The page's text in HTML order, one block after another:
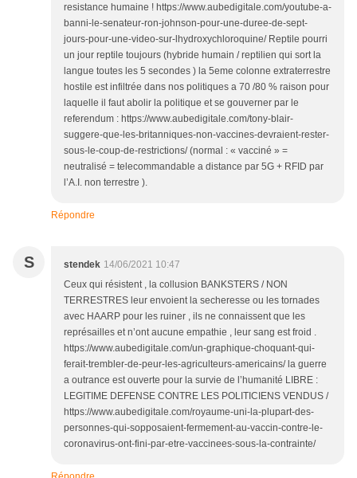
resistance humaine ! https://www.aubedigitale.com/youtube-a-
banni-le-senateur-ron-johnson-pour-une-duree-de-sept-
jours-pour-une-video-sur-lhydroxychloroquine/ Reptile pourri
un jour reptile toujours (hybride humain / reptilien qui sort la
langue toutes les 5 secondes ) la 5eme colonne extraterrestre
hostile est infiltrée dans nos politiques a 70 /80 % raison pour
laquelle il faut abolir la politique et se gouverner par le
referendum : https://www.aubedigitale.com/tony-blair-
suggere-que-les-britanniques-non-vaccines-devraient-rester-
sous-le-coup-de-restrictions/ (normal : « vacciné » =
neutralisé = telecommandable a distance par 5G + RFID par
l’A.I. non terrestre ).
Répondre
S stendek 14/06/2021 10:47
Ceux qui résistent , la collusion BANKSTERS / NON
TERRESTRES leur envoient la secheresse ou les tornades
avec HAARP pour les ruiner , ils ne connaissent que les
représailles et n’ont aucune empathie , leur sang est froid .
https://www.aubedigitale.com/un-graphique-choquant-qui-
ferait-trembler-de-peur-les-agriculteurs-americains/ la guerre
a outrance est ouverte pour la survie de l’humanité LIBRE :
LEGITIME DEFENSE CONTRE LES POLITICIENS VENDUS /
https://www.aubedigitale.com/royaume-uni-la-plupart-des-
personnes-qui-sopposaient-fermement-au-vaccin-contre-le-
coronavirus-ont-fini-par-etre-vaccinees-sous-la-contrainte/